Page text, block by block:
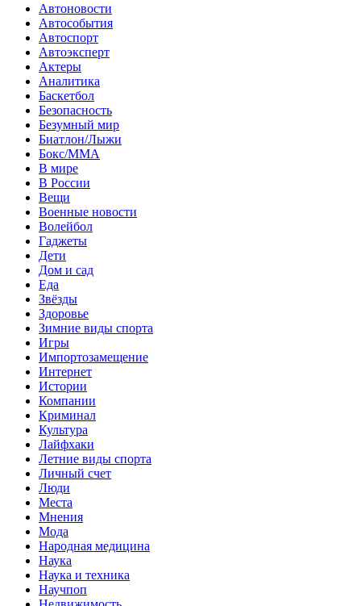
Автоновости
Автособытия
Автоспорт
Автоэксперт
Актеры
Аналитика
Баскетбол
Безопасность
Безумный мир
Биатлон/Лыжи
Бокс/MMA
В мире
В России
Вещи
Военные новости
Волейбол
Гаджеты
Дети
Дом и сад
Еда
Звёзды
Здоровье
Зимние виды спорта
Игры
Импортозамещение
Интернет
Истории
Компании
Криминал
Культура
Лайфхаки
Летние виды спорта
Личный счет
Люди
Места
Мнения
Мода
Народная медицина
Наука
Наука и техника
Научпоп